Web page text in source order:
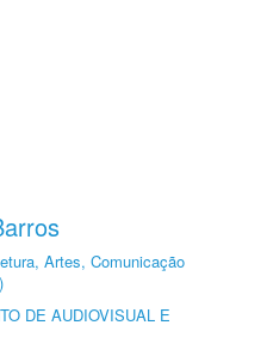
Artes, Comunicação
DE AUDIOVISUAL E